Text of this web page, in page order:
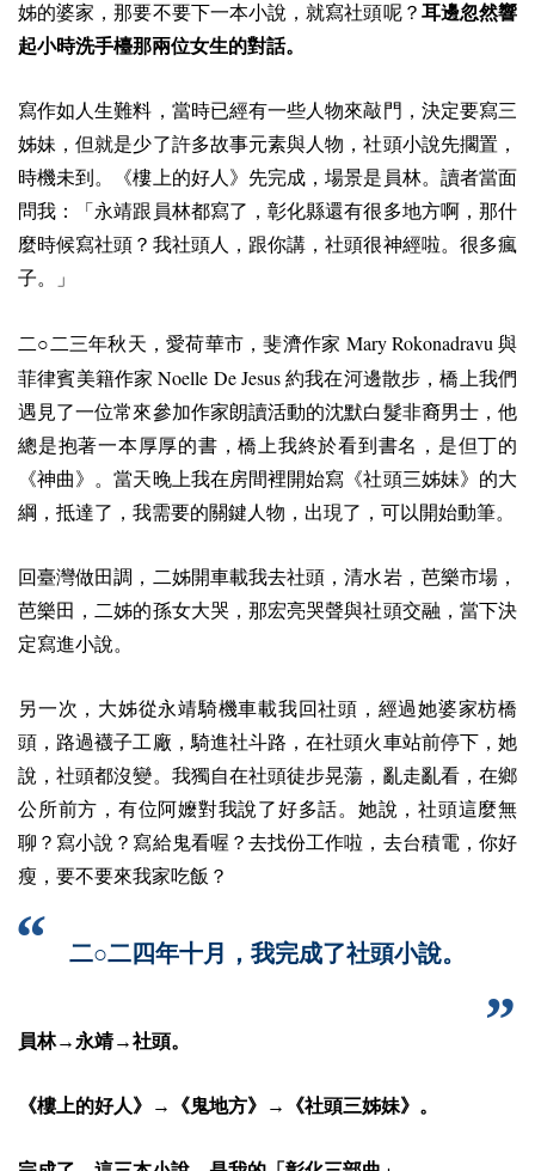
姊的婆家，那要不要下一本小說，就寫社頭呢？ 耳邊忽然響
起小時洗手檯那兩位女生的對話。
寫作如人生難料，當時已經有一些人物來敲門，決定要寫三
姊妹，但就是少了許多故事元素與人物，社頭小說先擱置，
時機未到。《樓上的好人》先完成，場景是員林。讀者當面
問我：「永靖跟員林都寫了，彰化縣還有很多地方啊，那什
麼時候寫社頭？我社頭人，跟你講，社頭很神經啦。很多瘋
子。」
二○二三年秋天，愛荷華市，斐濟作家 Mary Rokonadravu 與
菲律賓美籍作家 Noelle De Jesus約我在河邊散步，橋上我們
遇見了一位常來參加作家朗讀活動的沈默白髮非裔男士，他
總是抱著一本厚厚的書，橋上我終於看到書名，是但丁的
《神曲》。當天晚上我在房間裡開始寫《社頭三姊妹》的大
綱，抵達了，我需要的關鍵人物，出現了，可以開始動筆。
回臺灣做田調，二姊開車載我去社頭，清水岩，芭樂市場，
芭樂田，二姊的孫女大哭，那宏亮哭聲與社頭交融，當下決
定寫進小說。
另一次，大姊從永靖騎機車載我回社頭，經過她婆家枋橋
頭，路過襪子工廠，騎進社斗路，在社頭火車站前停下，她
說，社頭都沒變。我獨自在社頭徒步晃蕩，亂走亂看，在鄉
公所前方，有位阿嬤對我說了好多話。她說，社頭這麼無
聊？寫小說？寫給鬼看喔？去找份工作啦，去台積電，你好
瘦，要不要來我家吃飯？
二○二四年十月，我完成了社頭小說。
員林→永靖→社頭。
《樓上的好人》→《鬼地方》→《社頭三姊妹》。